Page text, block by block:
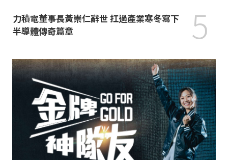
力積電董事長黃崇仁辭世 扛過產業寒冬寫下
半導體傳奇篇章
5